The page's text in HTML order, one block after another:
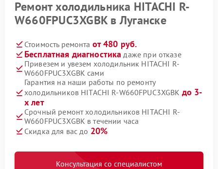
Ремонт холодильника HITACHI R-
W660FPUC3XGBK в Луганске
Стоимость ремонта от 480 руб.
Бесплатная диагностика даже при отказе
Привезем и увезем холодильник HITACHI R-
W660FPUC3XGBK сами
Гарантия на наши работы по ремонту
холодильников HITACHI R-W660FPUC3XGBK до 3-
х лет
Срочный ремонт холодильников HITACHI R-
W660FPUC3XGBK в течении часа
Скидка для вас до 20%
Консультация со специалистом